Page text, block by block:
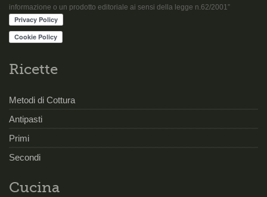
informazione o un prodotto editoriale ai sensi della legge n.62/2001”
Ricette
Metodi di Cottura
Antipasti
Primi
Secondi
Cucina